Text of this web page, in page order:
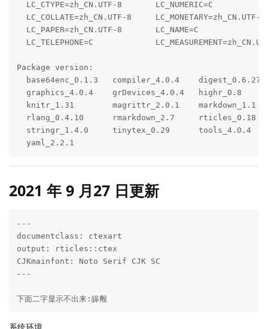
LC_CTYPE=zh_CN.UTF-8       LC_NUMERIC=C
LC_COLLATE=zh_CN.UTF-8
LC_PAPER=zh_CN.UTF-8       LC_NAME=C
LC_TELEPHONE=C
Package version:
base64enc_0.1.3   compiler_4.0.4
graphics_4.0.4    grDevices_4.0.4   highr_0.8
knitr_1.31        magrittr_2.0.1
rlang_0.4.10      rmarkdown_2.7
stringr_1.4.0     tinytex_0.29
  yaml_2.2.1
2021 年 9 月27 日更新
---
documentclass: ctexart
output: rticles::ctex
CJKmainfont: Noto Serif CJK SC
---
下面二字显示不出来:皞觍